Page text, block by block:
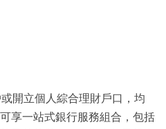
開立個人綜合理財戶口，均
享一站式銀行服務組合，包括